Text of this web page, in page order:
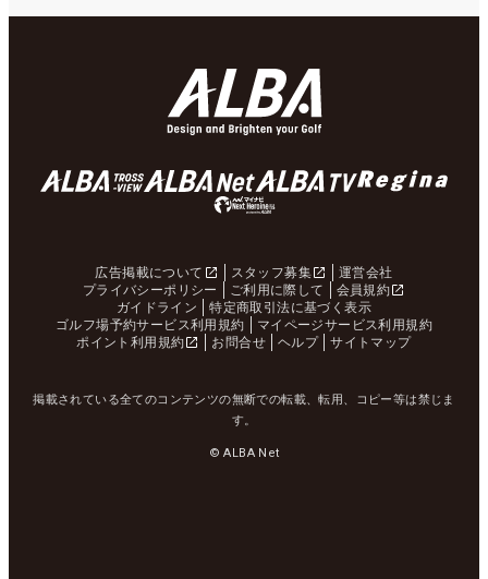
広告掲載について スタッフ募集
運営会社
プライバシーポリシー
ご利用に際して
会員規約
ガイドライン
特定商取引法に基づく表示
ゴルフ場予約サービス利用規約
マイページサービス利用規約
ポイント利用規約
お問合せ ヘルプ サイトマップ
掲載されている全てのコンテンツの無断での転載、転用、コピー等は禁じま
す。
© ALBA Net